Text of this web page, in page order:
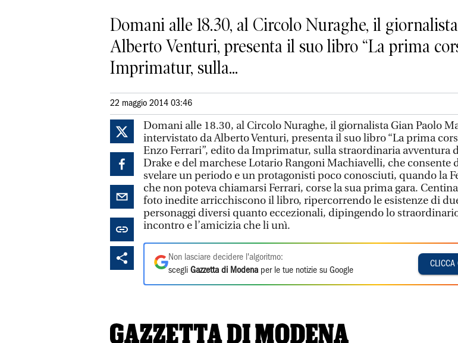
Domani alle 18.30, al Circolo Nuraghe, il
Alberto Venturi, presenta il suo libro “La prima
Imprimatur, sulla...
22 maggio 2014 03:46
Domani alle 18.30, al Circolo Nuraghe, il giornalista Gian Paolo
intervistato da Alberto Venturi, presenta il suo libro “La prima
Enzo Ferrari”, edito da Imprimatur, sulla straordinaria avventura
Drake e del marchese Lotario Rangoni Machiavelli, che consente
svelare un periodo e un protagonisti poco conosciuti, quando la
che non poteva chiamarsi Ferrari, corse la sua prima gara.
foto inedite arricchiscono il libro, ripercorrendo le esistenze di
personaggi diversi quanto eccezionali, dipingendo lo
incontro e l’amicizia che li unì.
Non lasciare decidere l'algoritmo:
scegli Gazzetta di Modena per le tue notizie su Google
CLICCA